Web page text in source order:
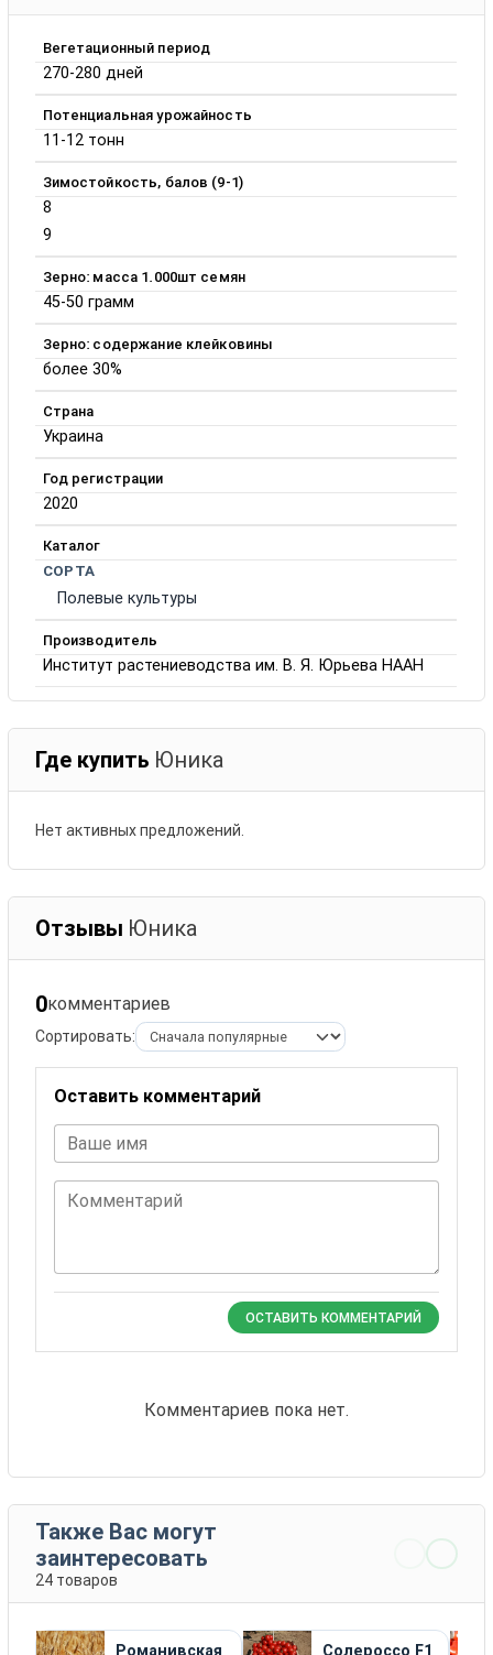
Вегетационный период
270-280 дней
Потенциальная урожайность
11-12 тонн
Зимостойкость, балов (9-1)
8
9
Зерно: масса 1.000шт семян
45-50 грамм
Зерно: содержание клейковины
более 30%
Страна
Украина
Год регистрации
2020
Каталог
СОРТА
Полевые культуры
Производитель
Институт растениеводства им. В. Я. Юрьева НААН
Где купить Юника
Нет активных предложений.
Отзывы Юника
0комментариев
Сортировать:
Оставить комментарий
Ваше имя
Комментарий
ОСТАВИТЬ КОММЕНТАРИЙ
Комментариев пока нет.
Также Вас могут
заинтересовать
24 товаров
Романивская Солероссо F1